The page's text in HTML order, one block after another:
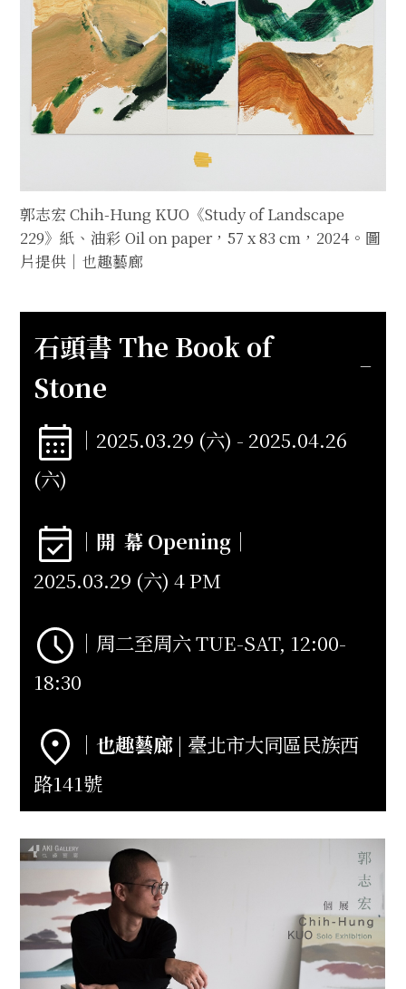
郭志宏 Chih-Hung KUO《Study of Landscape
229》紙、油彩 Oil on paper，57 x 83 cm，2024。圖
片提供｜也趣藝廊
石頭書 The Book of
Stone
｜2025.03.29 (六) - 2025.04.26
(六)
｜ 開 幕 Opening ｜
2025.03.29 (六) 4 PM
｜周二至周六 TUE-SAT, 12:00-
18:30
｜也趣藝廊| 臺北市大同區民族西
路141號